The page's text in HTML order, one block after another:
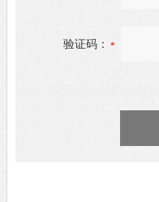
验证码：